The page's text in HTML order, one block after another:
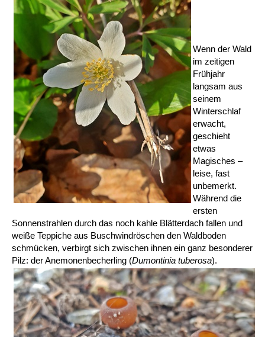
Wenn der Wald
im zeitigen
Frühjahr
langsam aus
seinem
Winterschlaf
erwacht,
geschieht
etwas
Magisches –
leise, fast
unbemerkt.
Während die
ersten
Sonnenstrahlen durch das noch kahle Blätterdach fallen und
weiße Teppiche aus Buschwindröschen den Waldboden
schmücken, verbirgt sich zwischen ihnen ein ganz besonderer
Pilz: der Anemonenbecherling (Dumontinia tuberosa).